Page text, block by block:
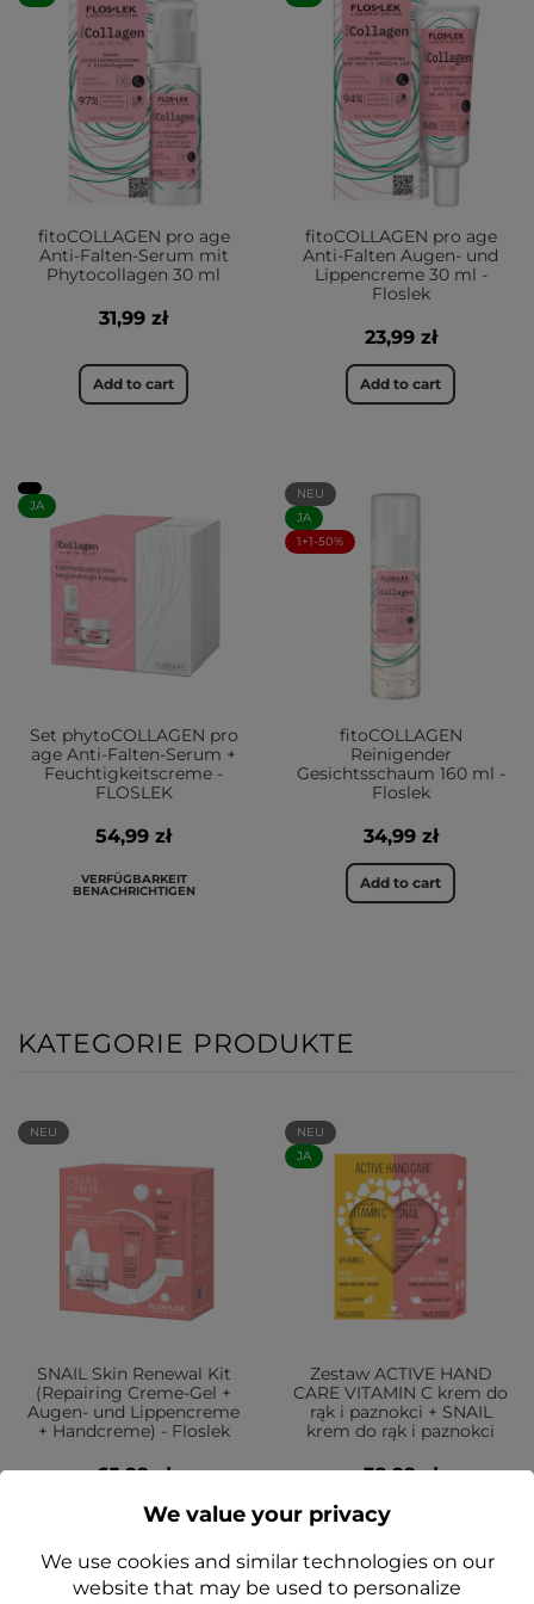
fitoCOLLAGEN pro age
Anti-Falten-Serum mit
Phytocollagen 30 ml
31,99 zł
Add to cart
fitoCOLLAGEN pro age
Anti-Falten Augen- und
Lippencreme 30 ml -
Floslek
23,99 zł
Add to cart
JA
Set phytoCOLLAGEN pro
age Anti-Falten-Serum +
Feuchtigkeitscreme -
FLOSLEK
54,99 zł
VERFÜGBARKEIT
BENACHRICHTIGEN
NEU
JA
1+1-50%
fitoCOLLAGEN
Reinigender
Gesichtsschaum 160 ml -
Floslek
34,99 zł
Add to cart
KATEGORIE PRODUKTE
NEU
SNAIL Skin Renewal Kit
(Repairing Creme-Gel +
Augen- und Lippencreme
+ Handcreme) - Floslek
65,99 zł
Add to cart
NEU
JA
Zestaw ACTIVE HAND
CARE VITAMIN C krem do
rąk i paznokci + SNAIL
krem do rąk i paznokci
38,99 zł
Add to cart
We value your privacy
We use cookies and similar technologies on our
website that may be used to personalize